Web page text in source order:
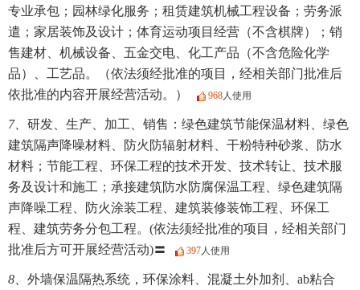
专业承包；园林绿化服务；租赁建筑机械工程设备；劳务派
遣；家居装饰及设计；体育运动项目经营（不含棋牌）；销
售建材、机械设备、五金交电、化工产品（不含危险化学
品）、工艺品。（依法须经批准的项目，经相关部门批准后
依批准的内容开展经营活动。）
968 人使用
7、 研发、生产、加工、销售：绿色建筑节能保温材料、绿色
建筑隔声降噪材料、防火防辐射材料、干粉特种砂浆、防水
材料；节能工程、环保工程的技术开发、技术转让、技术服
务及设计和施工；承接建筑防水防腐保温工程、绿色建筑隔
声降噪工程、防火涂装工程、建筑装修装饰工程、环保工
程、建筑劳务分包工程。(依法须经批准的项目，经相关部门
批准后方可开展经营活动)〓
397 人使用
8、 外墙保温隔热系统，环保涂料、混凝土外加剂、ab粘合